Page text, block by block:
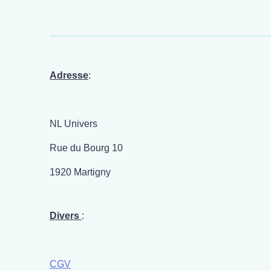
Adresse:
NL Univers
Rue du Bourg 10
1920 Martigny
Divers :
CGV